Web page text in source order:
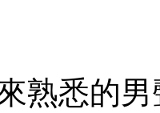
熟悉的男